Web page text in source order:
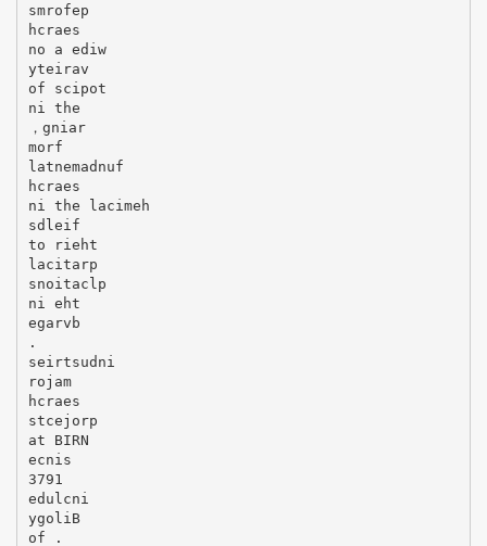
smrofep
hcraes
no a ediw
yteirav
of scipot
ni the
，gniar
morf
latnemadnuf
hcraes
ni the lacimeh
sdleif
to rieht
lacitarp
snoitaclp
ni eht
egarvb
.
seirtsudni
rojam
hcraes
stcejorp
at BIRN
ecnis
3791
edulcni
ygoliB
of .